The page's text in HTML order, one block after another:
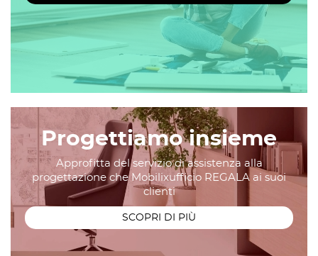
Progettiamo insieme
Approfitta del servizio di assistenza alla
progettazione che Mobilixufficio REGALA ai suoi
clienti
SCOPRI DI PIÙ